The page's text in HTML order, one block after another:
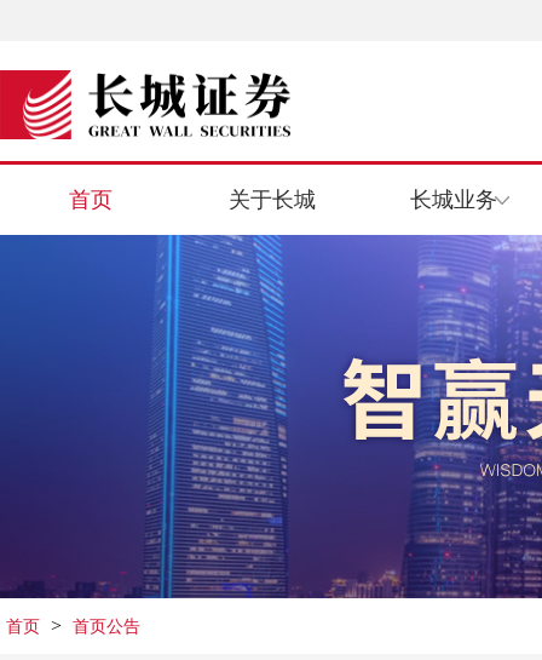
首页 关于长城 长城业务
首页 > 首页公告